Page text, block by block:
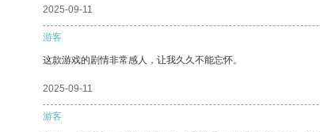
2025-09-11
游客
这款游戏的剧情非常感人，让我久久不能忘怀。
2025-09-11
游客